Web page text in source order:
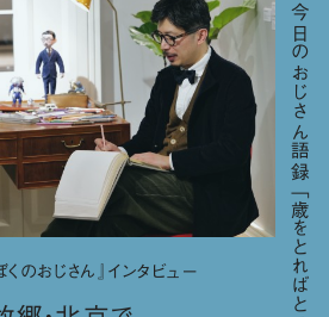
今日のおじさん語録
のおじさん』インタビュー